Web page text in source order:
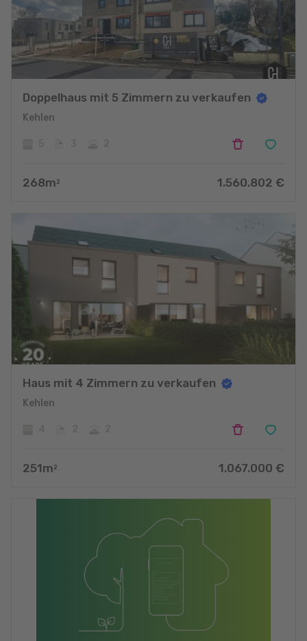
Doppelhaus mit 5 Zimmern zu verkaufen
Kehlen
268m 2 1.560.802 €
Haus mit 4 Zimmern zu verkaufen
Kehlen
251m 2 1.067.000 €